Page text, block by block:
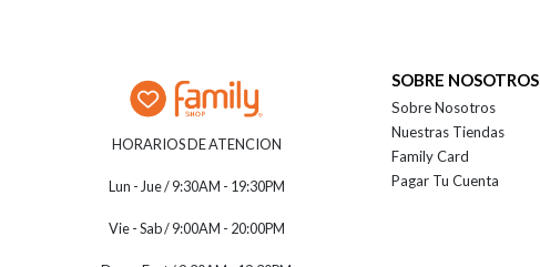
HORARIOS DE ATENCION
Lun - Jue / 9:30AM - 19:30PM
Vie - Sab / 9:00AM - 20:00PM
SOBRE NOSOTROS
Sobre Nosotros
Nuestras Tiendas
Family Card
Pagar Tu Cuenta